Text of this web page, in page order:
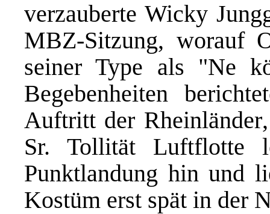
verzauberte Wicky
MBZ-Sitzung, worauf
seiner Type als "Ne
Begebenheiten
Auftritt der
Sr. Tollität
Punktlandung hin und
Kostüm erst spät in der